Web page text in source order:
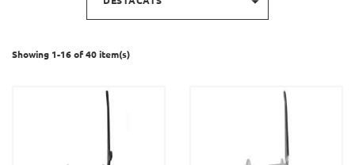
Showing 1-16 of 40 item(s)